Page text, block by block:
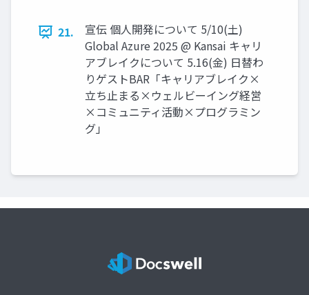
21.
宣伝 個人開発について 5/10(土)
Global Azure 2025 @ Kansai キャリ
アブレイクについて 5.16(金) 日替わ
りゲストBAR「キャリアブレイク×
立ち止まる×ウェルビーイング経営
×コミュニティ活動×プログラミン
グ」